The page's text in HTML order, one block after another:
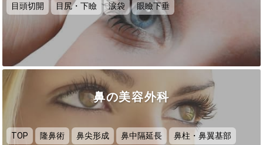
目頭切開
目尻・下瞼 涙袋 眼瞼下垂
鼻の美容外科
TOP 隆鼻術 鼻尖形成 鼻中隔延長
鼻柱・鼻翼基部